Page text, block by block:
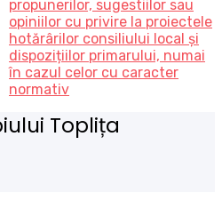
propunerilor, sugestiilor sau
opiniilor cu privire la proiectele
hotărârilor consiliului local și
dispozițiilor primarului, numai
în cazul celor cu caracter
normativ
Toplița